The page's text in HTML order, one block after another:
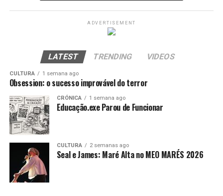
ADVERTISEMENT
LATEST TRENDING VIDEOS
CULTURA 1 semana ago
Obsession: o sucesso improvável do terror
CRÓNICA 1 semana ago
Educação.exe Parou de Funcionar
CULTURA 2 semanas ago
Seal e James: Maré Alta no MEO MARÉS 2026